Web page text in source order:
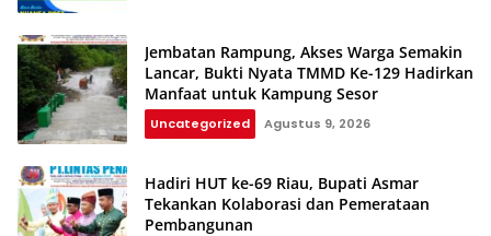
Jembatan Rampung, Akses Warga Semakin
Lancar, Bukti Nyata TMMD Ke-129 Hadirkan
Manfaat untuk Kampung Sesor
Uncategorized Agustus 9, 2026
Hadiri HUT ke-69 Riau, Bupati Asmar
Tekankan Kolaborasi dan Pemerataan
Pembangunan